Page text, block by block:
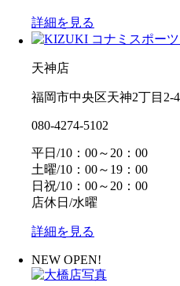
詳細を見る
天神店
福岡市中央区天神2丁目2-
080-4274-5102
平日/10：00～20：00
土曜/10：00～19：00
日祝/10：00～20：00
店休日/水曜
詳細を見る
NEW OPEN!